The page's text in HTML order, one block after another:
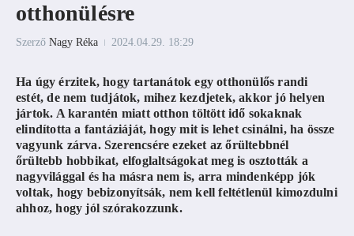
otthonülésre
Szerző Nagy Réka 2024.04.29. 18:29
Ha úgy érzitek, hogy tartanátok egy otthonülős randi
estét, de nem tudjátok, mihez kezdjetek, akkor jó helyen
jártok. A karantén miatt otthon töltött idő sokaknak
elindította a fantáziáját, hogy mit is lehet csinálni, ha össze
vagyunk zárva. Szerencsére ezeket az őrültebbnél
őrültebb hobbikat, elfoglaltságokat meg is osztották a
nagyvilággal és ha másra nem is, arra mindenképp jók
voltak, hogy bebizonyítsák, nem kell feltétlenül kimozdulni
ahhoz, hogy jól szórakozzunk.